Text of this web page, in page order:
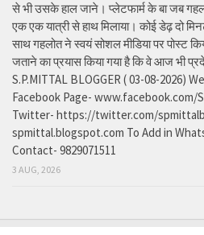
से भी उसके हाल जाने। प्लेटफार्म के बा जब
एक एक यात्री से हाथ मिलाया। कोई डेढ़ दो
साथ गहलोत ने स्वयं सोशल मीडिया पर पोस्ट
जताने का प्रयास किया गया है कि वे आज भी
S.P.MITTAL BLOGGER ( 03-08-2026)
Facebook Page- www.facebook.com/
Twitter- https://twitter.com/
spmittal.blogspot.com To Add in
Contact- 9829071511
3 AUG, 2026